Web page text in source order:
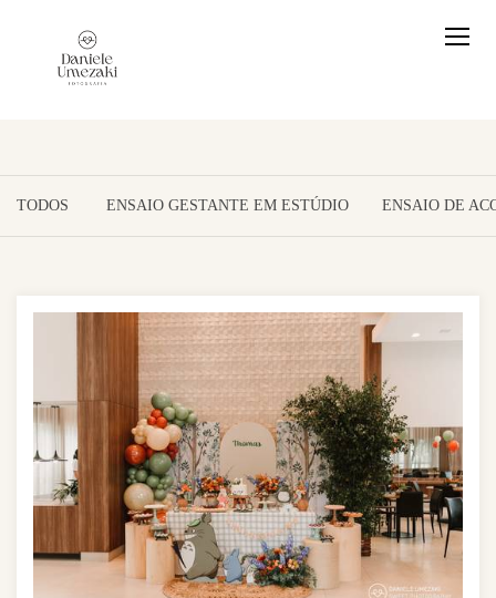
TODOS ENSAIO GESTANTE EM ESTÚDIO ENSAIO DE